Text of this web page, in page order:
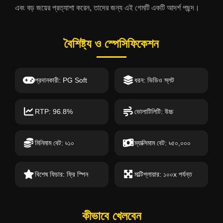
এবং বড় জয়ের প্রত্যাশা করেন, তাদের জন্য এই গেমটি একটি আদর্শ পছন্দ।
বৈশিষ্ট্য ও স্পেসিফিকেশন
প্রদানকারী: PG Soft ধরন: ভিডিও স্লট
RTP: 96.8% ভোলাটিলিটি: উচ্চ
মিনিমাম বেট: ৳১০ ম্যাক্সিমাম বেট: ৳৫০,০০০
বিশেষ ফিচার: ফ্রি স্পিন মাল্টিপ্লায়ার: ১০০x পর্যন্ত
কীভাবে খেলবেন